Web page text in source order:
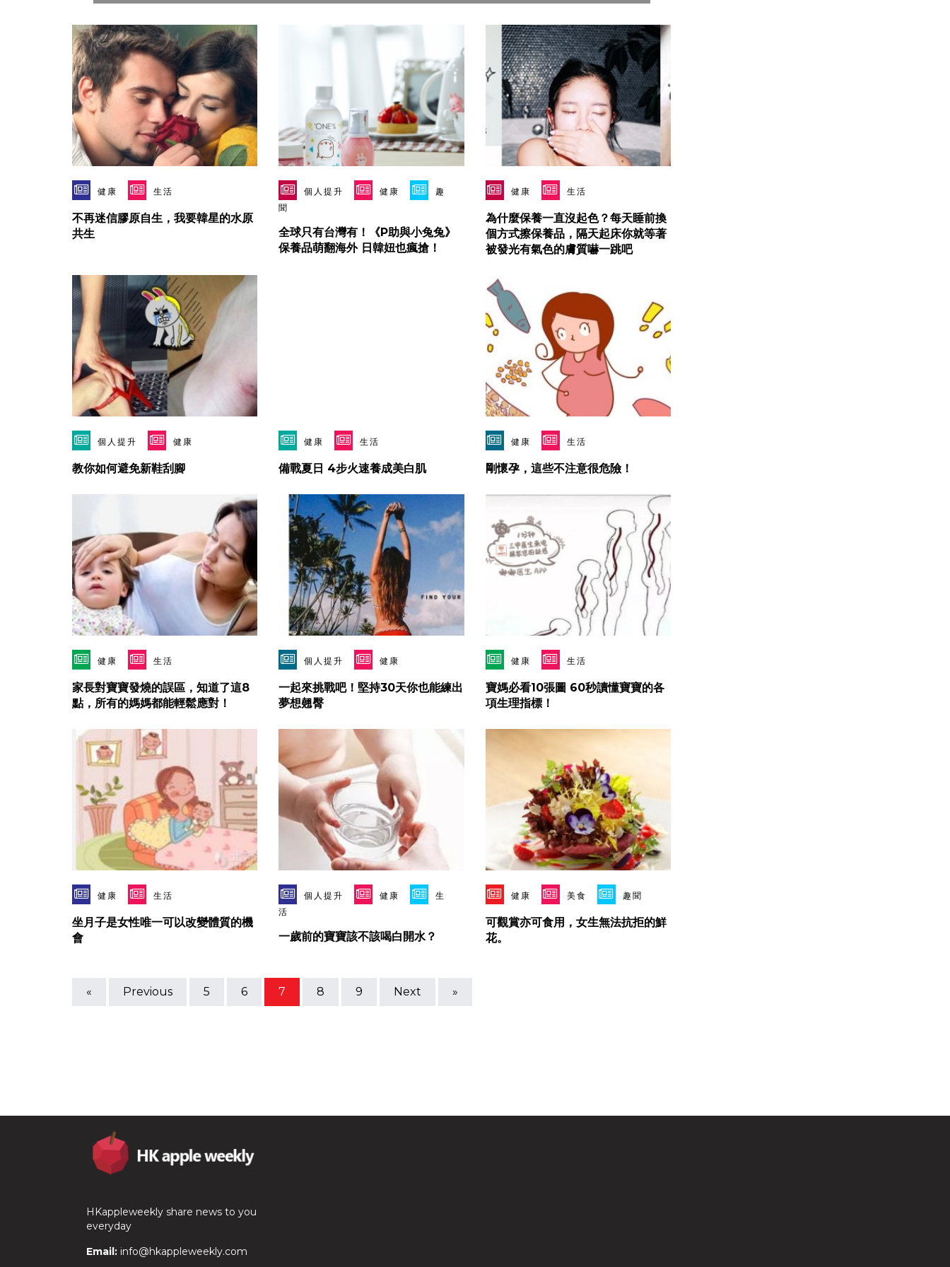
健康 生活
不再迷信膠原自生，我要韓星的水原
共生
個人提升 健康
趣
聞
全球只有台灣有！《P助與小兔兔》
保養品萌翻海外 日韓妞也瘋搶！
健康 生活
為什麼保養一直沒起色？每天睡前換
個方式擦保養品，隔天起床你就等著
被發光有氣色的膚質嚇一跳吧
個人提升 健康
教你如何避免新鞋刮腳
健康 生活
備戰夏日 4步火速養成美白肌
健康 生活
剛懷孕，這些不注意很危險！
健康 生活
家長對寶寶發燒的誤區，知道了這8
點，所有的媽媽都能輕鬆應對！
個人提升 健康
一起來挑戰吧！堅持30天你也能練出
夢想翹臀
健康 生活
寶媽必看10張圖 60秒讀懂寶寶的各
項生理指標！
健康 生活
坐月子是女性唯一可以改變體質的機
會
個人提升 健康
生
活
一歲前的寶寶該不該喝白開水？
健康 美食 趣聞
可觀賞亦可食用，女生無法抗拒的鮮
花。
« Previous 5 6 7 8 9 Next »
HKappleweekly share news to you
everyday
Email: info@hkappleweekly.com